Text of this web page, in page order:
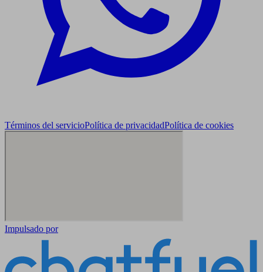
Términos del servicioPolítica de privacidadPolítica de cookies
Impulsado por